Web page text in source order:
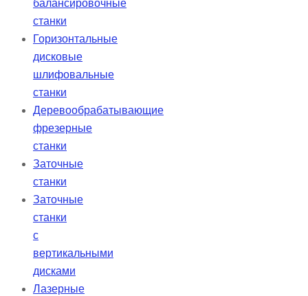
балансировочные
станки
Горизонтальные
дисковые
шлифовальные
станки
Деревообрабатывающие
фрезерные
станки
Заточные
станки
Заточные
станки
с
вертикальными
дисками
Лазерные